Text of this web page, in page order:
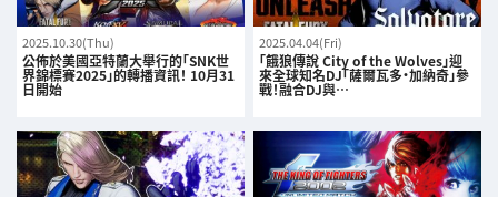
2025.10.30(Thu)
公佈於美國亞特蘭大舉行的「SNK世
界錦標賽2025」的轉播資訊！ 10月31
日開始
2025.04.04(Fri)
「餓狼傳說 City of the Wolves」迎
來全球知名DJ「薩爾瓦多・加納奇」參
戰！融合DJ與…